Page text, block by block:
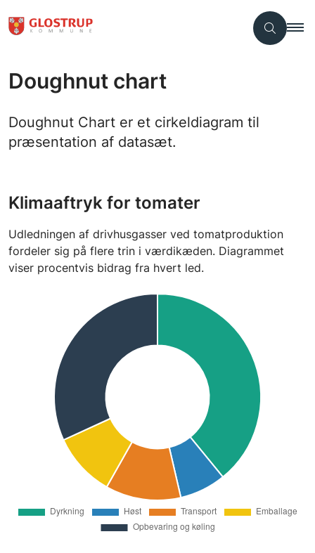
Doughnut chart
Doughnut Chart er et cirkeldiagram til
præsentation af datasæt.
Klimaaftryk for tomater
Udledningen af drivhusgasser ved tomatproduktion
fordeler sig på flere trin i værdikæden. Diagrammet
viser procentvis bidrag fra hvert led.